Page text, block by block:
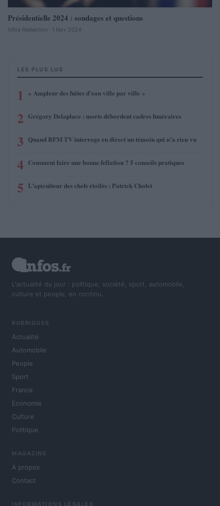
Présidentielle 2024 : sondages et questions
Infos Rédaction · 1 Nov 2024
LES PLUS LUS
1 « Ampleur des fuites d’eau ville par ville »
2 Grégory Delaplace : morts débordent cadres funéraires
3 Quand BFM TV interroge en direct un témoin qui n’a rien vu
4 Comment faire une bonne fellation ? 5 conseils pratiques
5 L’apiculteur des chefs étoilés : Patrick Cholet
L'actualité du jour : politique, société, sport, automobile,
culture et people, en continu.
RUBRIQUES
Actualité
Automobile
People
Sport
France
Economie
Culture
Politique
MAGAZINE
À propos
Contact
INFORMATIONS LÉGALES